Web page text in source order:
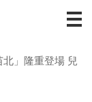
北」隆重登場 兒